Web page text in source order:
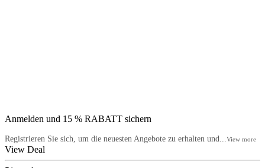
Anmelden und 15 % RABATT sichern
Registrieren Sie sich, um die neuesten Angebote zu erhalten und...View more
View Deal